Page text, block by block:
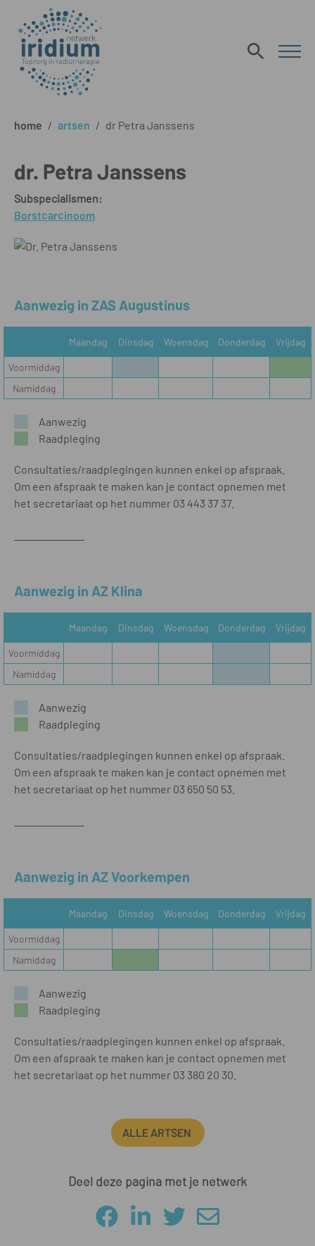
home / artsen / dr Petra Janssens
dr. Petra Janssens
Subspecialismen:
Borstcarcinoom
Aanwezig in ZAS Augustinus
Maandag Dinsdag Woensdag Donderdag Vrijdag
Voormiddag
Namiddag
Aanwezig
Raadpleging
Consultaties/raadplegingen kunnen enkel op afspraak.
Om een afspraak te maken kan je contact opnemen met
het secretariaat op het nummer 03 443 37 37.
Aanwezig in AZ Klina
Maandag Dinsdag Woensdag Donderdag Vrijdag
Voormiddag
Namiddag
Aanwezig
Raadpleging
Consultaties/raadplegingen kunnen enkel op afspraak.
Om een afspraak te maken kan je contact opnemen met
het secretariaat op het nummer 03 650 50 53.
Aanwezig in AZ Voorkempen
Maandag Dinsdag Woensdag Donderdag Vrijdag
Voormiddag
Namiddag
Aanwezig
Raadpleging
Consultaties/raadplegingen kunnen enkel op afspraak.
Om een afspraak te maken kan je contact opnemen met
het secretariaat op het nummer 03 380 20 30.
ALLE ARTSEN
Deel deze pagina met je netwerk